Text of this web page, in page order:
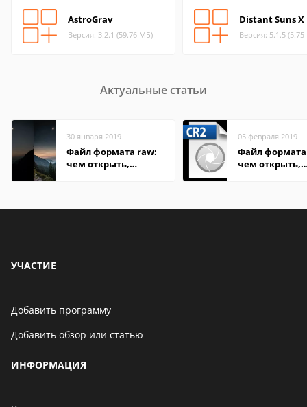
AstroGrav
Версия: 3.2.1 (59.76 МБ)
Distant Suns X
Версия: 5.1.5
Актуальные статьи
30 января 2019
Файл формата raw:
чем открыть,
05 февраля 2019
Файл формата
чем открыть,
УЧАСТИЕ
Добавить программу
Добавить обзор или статью
ИНФОРМАЦИЯ